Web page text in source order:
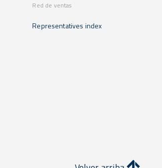
Red de ventas
Representatives index